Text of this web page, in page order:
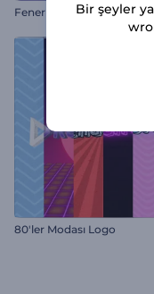
Fener Festivali
80'ler Modası Logo
Bir şeyler